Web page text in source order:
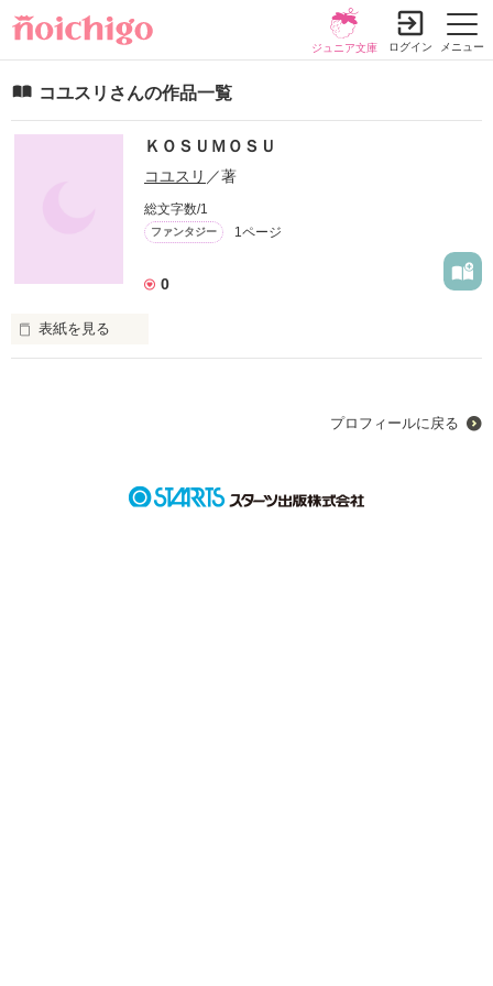
メニュー
ジュニア文庫 ログイン
コユスリさんの作品一覧
ＫＯＳＵＭＯＳＵ
コユスリ ／著
総文字数/1
ファンタジー 1ページ
0
表紙を見る
プロフィールに戻る